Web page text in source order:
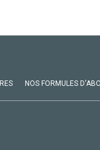
NOS FORMULES